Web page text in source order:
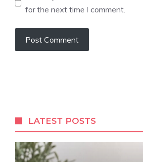
for the next time I comment.
LATEST POSTS